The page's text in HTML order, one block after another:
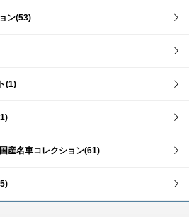
ン(53)
(1)
産名車コレクション(61)